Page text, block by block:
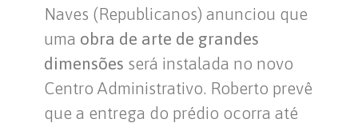
Naves (Republicanos) anunciou que
uma obra de arte de grandes
dimensões será instalada no novo
Centro Administrativo. Roberto prevê
que a entrega do prédio ocorra até